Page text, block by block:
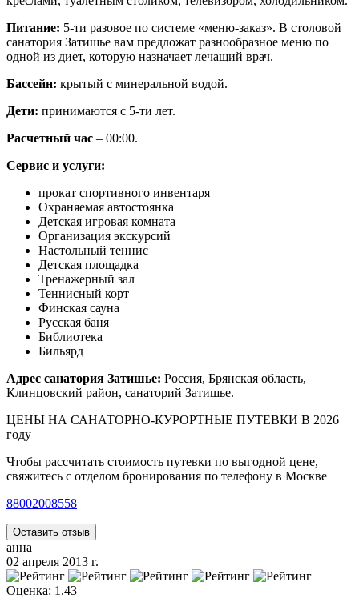
Питание: 5-ти разовое по системе «меню-заказ». В столовой
санатория Затишье вам предложат разнообразное меню по
одной из диет, которую назначает лечащий врач.
Бассейн: крытый с минеральной водой.
Дети: принимаются с 5-ти лет.
Расчетный час – 00:00.
Сервис и услуги:
прокат спортивного инвентаря
Охраняемая автостоянка
Детская игровая комната
Организация экскурсий
Настольный теннис
Детская площадка
Тренажерный зал
Теннисный корт
Финская сауна
Русская баня
Библиотека
Бильярд
Адрес санатория Затишье: Россия, Брянская область,
Клинцовский район, санаторий Затишье.
ЦЕНЫ НА САНАТОРНО-КУРОРТНЫЕ ПУТЕВКИ В 2026
году
Чтобы рассчитать стоимость путевки по выгодной цене,
свяжитесь с отделом бронирования по телефону в Москве
88002008558
Оставить отзыв
анна
02 апреля 2013 г.
Оценка: 1.43